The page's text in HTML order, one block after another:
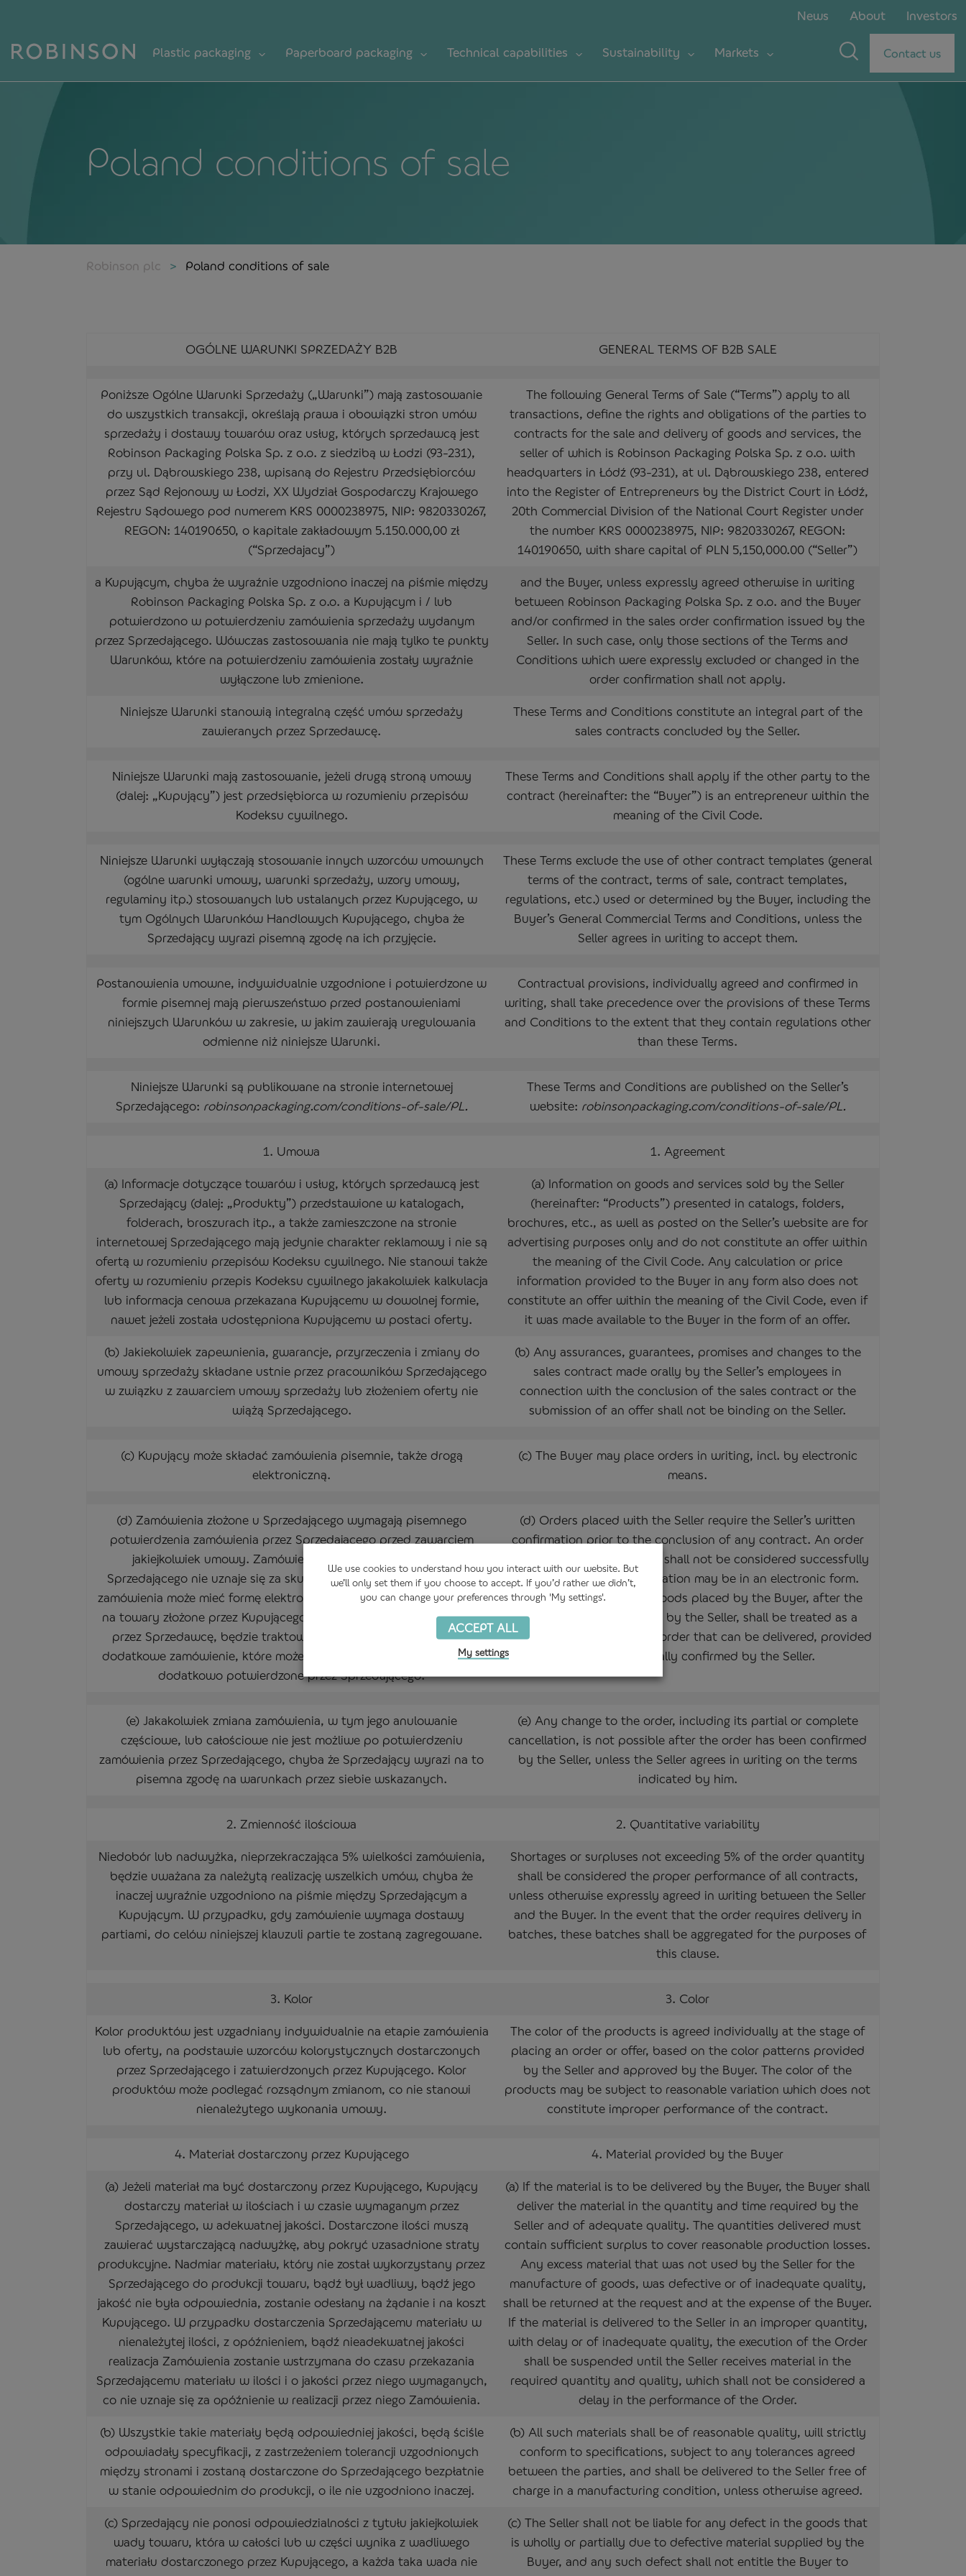
News About Investors
Plastic packaging Paperboard packaging Technical capabilities Sustainability Markets Contact us
Poland conditions of sale
Robinson plc Poland conditions of sale
OGÓLNE WARUNKI SPRZEDAŻY B2B GENERAL TERMS OF B2B SALE
Poniższe Ogólne Warunki Sprzedaży („Warunki”) mają zastosowanie
do wszystkich transakcji, określają prawa i obowiązki stron umów
sprzedaży i dostawy towarów oraz usług, których sprzedawcą jest
Robinson Packaging Polska Sp. z o.o. z siedzibą w Łodzi (93-231),
przy ul. Dąbrowskiego 238, wpisaną do Rejestru Przedsiębiorców
przez Sąd Rejonowy w Łodzi, XX Wydział Gospodarczy Krajowego
Rejestru Sądowego pod numerem KRS 0000238975, NIP: 9820330267,
REGON: 140190650, o kapitale zakładowym 5.150.000,00 zł
(“Sprzedajacy”)
The following General Terms of Sale (“Terms”) apply to all
transactions, define the rights and obligations of the parties to
contracts for the sale and delivery of goods and services, the
seller of which is Robinson Packaging Polska Sp. z o.o. with
headquarters in Łódź (93-231), at ul. Dąbrowskiego 238, entered
into the Register of Entrepreneurs by the District Court in Łódź,
20th Commercial Division of the National Court Register under
the number KRS 0000238975, NIP: 9820330267, REGON:
140190650, with share capital of PLN 5,150,000.00 (“Seller”)
a Kupującym, chyba że wyraźnie uzgodniono inaczej na piśmie między
Robinson Packaging Polska Sp. z o.o. a Kupującym i / lub
potwierdzono w potwierdzeniu zamówienia sprzedaży wydanym
przez Sprzedającego. Wówczas zastosowania nie mają tylko te punkty
Warunków, które na potwierdzeniu zamówienia zostały wyraźnie
wyłączone lub zmienione.
and the Buyer, unless expressly agreed otherwise in writing
between Robinson Packaging Polska Sp. z o.o. and the Buyer
and/or confirmed in the sales order confirmation issued by the
Seller. In such case, only those sections of the Terms and
Conditions which were expressly excluded or changed in the
order confirmation shall not apply.
Niniejsze Warunki stanowią integralną część umów sprzedaży
zawieranych przez Sprzedawcę.
These Terms and Conditions constitute an integral part of the
sales contracts concluded by the Seller.
Niniejsze Warunki mają zastosowanie, jeżeli drugą stroną umowy
(dalej: „Kupujący”) jest przedsiębiorca w rozumieniu przepisów
Kodeksu cywilnego.
These Terms and Conditions shall apply if the other party to the
contract (hereinafter: the “Buyer”) is an entrepreneur within the
meaning of the Civil Code.
Niniejsze Warunki wyłączają stosowanie innych wzorców umownych
(ogólne warunki umowy, warunki sprzedaży, wzory umowy,
regulaminy itp.) stosowanych lub ustalanych przez Kupującego, w
tym Ogólnych Warunków Handlowych Kupującego, chyba że
Sprzedający wyrazi pisemną zgodę na ich przyjęcie.
These Terms exclude the use of other contract templates (general
terms of the contract, terms of sale, contract templates,
regulations, etc.) used or determined by the Buyer, including the
Buyer’s General Commercial Terms and Conditions, unless the
Seller agrees in writing to accept them.
Postanowienia umowne, indywidualnie uzgodnione i potwierdzone w
formie pisemnej mają pierwszeństwo przed postanowieniami
niniejszych Warunków w zakresie, w jakim zawierają uregulowania
odmienne niż niniejsze Warunki.
Contractual provisions, individually agreed and confirmed in
writing, shall take precedence over the provisions of these Terms
and Conditions to the extent that they contain regulations other
than these Terms.
Niniejsze Warunki są publikowane na stronie internetowej
Sprzedającego: robinsonpackaging.com/conditions-of-sale/PL.
These Terms and Conditions are published on the Seller’s
website: robinsonpackaging.com/conditions-of-sale/PL.
1. Umowa 1. Agreement
(a) Informacje dotyczące towarów i usług, których sprzedawcą jest
Sprzedający (dalej: „Produkty”) przedstawione w katalogach,
folderach, broszurach itp., a także zamieszczone na stronie
internetowej Sprzedającego mają jedynie charakter reklamowy i nie są
ofertą w rozumieniu przepisów Kodeksu cywilnego. Nie stanowi także
oferty w rozumieniu przepis Kodeksu cywilnego jakakolwiek kalkulacja
lub informacja cenowa przekazana Kupującemu w dowolnej formie,
nawet jeżeli została udostępniona Kupującemu w postaci oferty.
(a) Information on goods and services sold by the Seller
(hereinafter: “Products”) presented in catalogs, folders,
brochures, etc., as well as posted on the Seller’s website are for
advertising purposes only and do not constitute an offer within
the meaning of the Civil Code. Any calculation or price
information provided to the Buyer in any form also does not
constitute an offer within the meaning of the Civil Code, even if
it was made available to the Buyer in the form of an offer.
(b) Jakiekolwiek zapewnienia, gwarancje, przyrzeczenia i zmiany do
umowy sprzedaży składane ustnie przez pracowników Sprzedającego
w związku z zawarciem umowy sprzedaży lub złożeniem oferty nie
wiążą Sprzedającego.
(b) Any assurances, guarantees, promises and changes to the
sales contract made orally by the Seller’s employees in
connection with the conclusion of the sales contract or the
submission of an offer shall not be binding on the Seller.
(c) Kupujący może składać zamówienia pisemnie, także drogą
elektroniczną.
(c) The Buyer may place orders in writing, incl. by electronic
means.
(d) Zamówienia złożone u Sprzedającego wymagają pisemnego
potwierdzenia zamówienia przez Sprzedającego przed zawarciem
jakiejkolwiek umowy. Zamówienie niepotwierdzone przez
Sprzedającego nie uznaje się za skutecznie złożone. Potwierdzenie
zamówienia może mieć formę elektroniczną. Kolejne zapotrzebowanie
na towary złożone przez Kupującego, po potwierdzeniu zamówienia
przez Sprzedawcę, będzie traktowane jako niewiążące umownie
dodatkowe zamówienie, które może być dostarczone, o ile zostanie
dodatkowo potwierdzone przez Sprzedającego.
(d) Orders placed with the Seller require the Seller’s written
confirmation prior to the conclusion of any contract. An order
not confirmed by the Seller shall not be considered successfully
placed. The order confirmation may be in an electronic form.
Subsequent demand for goods placed by the Buyer, after the
order has been confirmed by the Seller, shall be treated as a
non-contractual additional order that can be delivered, provided
that it is additionally confirmed by the Seller.
(e) Jakakolwiek zmiana zamówienia, w tym jego anulowanie
częściowe, lub całościowe nie jest możliwe po potwierdzeniu
zamówienia przez Sprzedającego, chyba że Sprzedający wyrazi na to
pisemna zgodę na warunkach przez siebie wskazanych.
(e) Any change to the order, including its partial or complete
cancellation, is not possible after the order has been confirmed
by the Seller, unless the Seller agrees in writing on the terms
indicated by him.
2. Zmienność ilościowa 2. Quantitative variability
Niedobór lub nadwyżka, nieprzekraczająca 5% wielkości zamówienia,
będzie uważana za należytą realizację wszelkich umów, chyba że
inaczej wyraźnie uzgodniono na piśmie między Sprzedającym a
Kupującym. W przypadku, gdy zamówienie wymaga dostawy
partiami, do celów niniejszej klauzuli partie te zostaną zagregowane.
Shortages or surpluses not exceeding 5% of the order quantity
shall be considered the proper performance of all contracts,
unless otherwise expressly agreed in writing between the Seller
and the Buyer. In the event that the order requires delivery in
batches, these batches shall be aggregated for the purposes of
this clause.
3. Kolor 3. Color
Kolor produktów jest uzgadniany indywidualnie na etapie zamówienia
lub oferty, na podstawie wzorców kolorystycznych dostarczonych
przez Sprzedającego i zatwierdzonych przez Kupującego. Kolor
produktów może podlegać rozsądnym zmianom, co nie stanowi
nienależytego wykonania umowy.
The color of the products is agreed individually at the stage of
placing an order or offer, based on the color patterns provided
by the Seller and approved by the Buyer. The color of the
products may be subject to reasonable variation which does not
constitute improper performance of the contract.
4. Materiał dostarczony przez Kupującego 4. Material provided by the Buyer
(a) Jeżeli materiał ma być dostarczony przez Kupującego, Kupujący
dostarczy materiał w ilościach i w czasie wymaganym przez
Sprzedającego, w adekwatnej jakości. Dostarczone ilości muszą
zawierać wystarczającą nadwyżkę, aby pokryć uzasadnione straty
produkcyjne. Nadmiar materiału, który nie został wykorzystany przez
Sprzedającego do produkcji towaru, bądź był wadliwy, bądź jego
jakość nie była odpowiednia, zostanie odesłany na żądanie i na koszt
Kupującego. W przypadku dostarczenia Sprzedającemu materiału w
nienależytej ilości, z opóźnieniem, bądź nieadekwatnej jakości
realizacja Zamówienia zostanie wstrzymana do czasu przekazania
Sprzedającemu materiału w ilości i o jakości przez niego wymaganych,
co nie uznaje się za opóźnienie w realizacji przez niego Zamówienia.
(a) If the material is to be delivered by the Buyer, the Buyer shall
deliver the material in the quantity and time required by the
Seller and of adequate quality. The quantities delivered must
contain sufficient surplus to cover reasonable production losses.
Any excess material that was not used by the Seller for the
manufacture of goods, was defective or of inadequate quality,
shall be returned at the request and at the expense of the Buyer.
If the material is delivered to the Seller in an improper quantity,
with delay or of inadequate quality, the execution of the Order
shall be suspended until the Seller receives material in the
required quantity and quality, which shall not be considered a
delay in the performance of the Order.
(b) Wszystkie takie materiały będą odpowiedniej jakości, będą ściśle
odpowiadały specyfikacji, z zastrzeżeniem tolerancji uzgodnionych
między stronami i zostaną dostarczone do Sprzedającego bezpłatnie
w stanie odpowiednim do produkcji, o ile nie uzgodniono inaczej.
(b) All such materials shall be of reasonable quality, will strictly
conform to specifications, subject to any tolerances agreed
between the parties, and shall be delivered to the Seller free of
charge in a manufacturing condition, unless otherwise agreed.
(c) Sprzedający nie ponosi odpowiedzialności z tytułu jakiejkolwiek
wady towaru, która w całości lub w części wynika z wadliwego
materiału dostarczonego przez Kupującego, a każda taka wada nie
(c) The Seller shall not be liable for any defect in the goods that
is wholly or partially due to defective material supplied by the
Buyer, and any such defect shall not entitle the Buyer to
We use cookies to understand how you interact with our website. But
we’ll only set them if you choose to accept. If you’d rather we didn’t,
you can change your preferences through 'My settings'.
ACCEPT ALL
My settings